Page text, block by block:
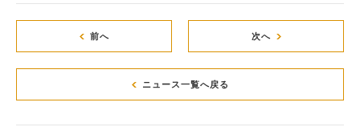
前へ 次へ
ニュース一覧へ戻る